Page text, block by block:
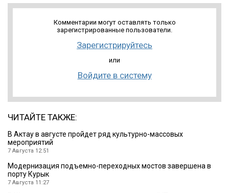
Комментарии могут оставлять только
зарегистрированные пользователи.
Зарегистрируйтесь
или
Войдите в систему
ЧИТАЙТЕ ТАКЖЕ:
В Актау в августе пройдет ряд культурно-массовых
мероприятий
7 Августа 12:51
Модернизация подъемно-переходных мостов завершена в
порту Курык
7 Августа 11:27